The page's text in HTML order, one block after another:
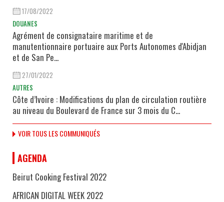
17/08/2022
DOUANES
Agrément de consignataire maritime et de
manutentionnaire portuaire aux Ports Autonomes d'Abidjan
et de San Pe...
27/01/2022
AUTRES
Côte d’Ivoire : Modifications du plan de circulation routière
au niveau du Boulevard de France sur 3 mois du C...
VOIR TOUS LES COMMUNIQUÉS
AGENDA
Beirut Cooking Festival 2022
AFRICAN DIGITAL WEEK 2022